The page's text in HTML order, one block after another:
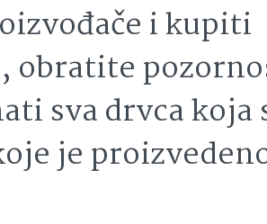
i kupiti
obratite
sva drvca koja
je